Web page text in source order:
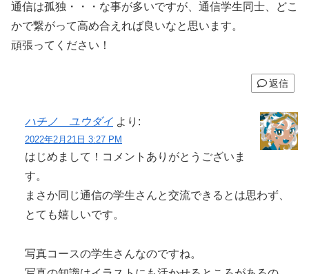
通信は孤独・・・な事が多いですが、通信学生同士、どこ
かで繋がって高め合えれば良いなと思います。
頑張ってください！
返信
ハチノ ユウダイ より:
2022年2月21日 3:27 PM
はじめまして！コメントありがとうございま
す。
まさか同じ通信の学生さんと交流できるとは思わず、
とても嬉しいです。
写真コースの学生さんなのですね。